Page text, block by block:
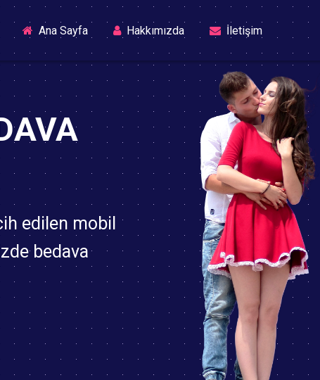
Ana Sayfa(current)Hakkımızda İletişim
edilen mobil
bedava